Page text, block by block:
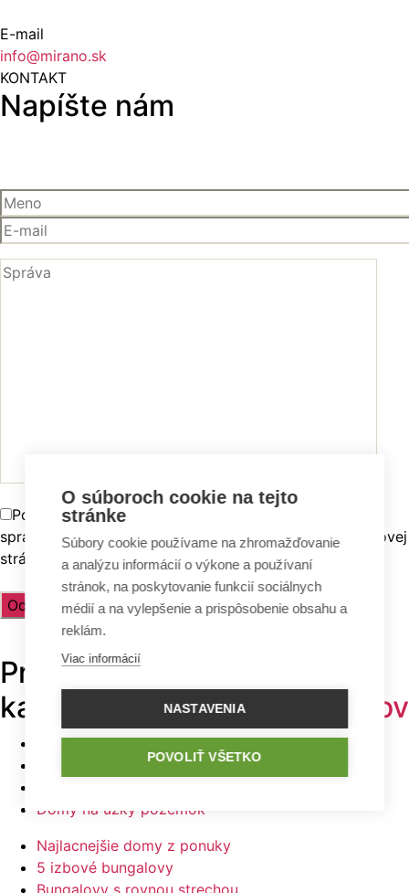
E-mail
info@mirano.sk
KONTAKT
Napíšte nám
Použitím tohto formulára súhlasíte s ukladaním a
spracovaním vašich údajov prostredníctvom tejto webovej
stránky.
Prehľadávajte v
kategóriách -projekty domov
Bungalovy
Poschodové domy
Domy na úzky pozemok
Najlacnejšie domy z ponuky
5 izbové bungalovy
Bungalovy s rovnou strechou
O súboroch cookie na tejto
stránke
Súbory cookie používame na zhromažďovanie
a analýzu informácií o výkone a používaní
stránok, na poskytovanie funkcií sociálnych
médií a na vylepšenie a prispôsobenie obsahu a
reklám.
Viac informácií
NASTAVENIA
POVOLIŤ VŠETKO